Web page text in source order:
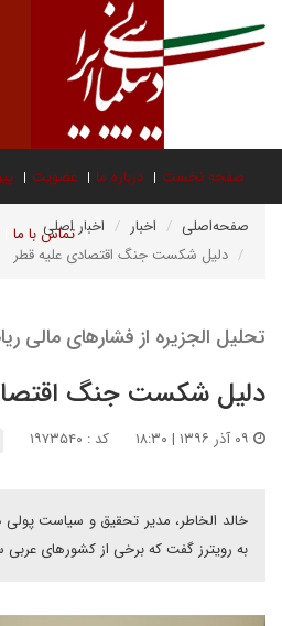
صفحه نخست درباره ما عضویت
تماس با ما صفحه‌اصلی اخبار
اخبار اصلی
دلیل شکست جنگ اقتصادی علیه قطر
تحلیل الجزیره از فشارهای مالی
دلیل شکست جنگ
کد : ۱۹۷۳۵۴۰
خالد الخاطر، مدیر تحقیق و سیاست پولی
به رویترز گفت که برخی از کشورهای عربی